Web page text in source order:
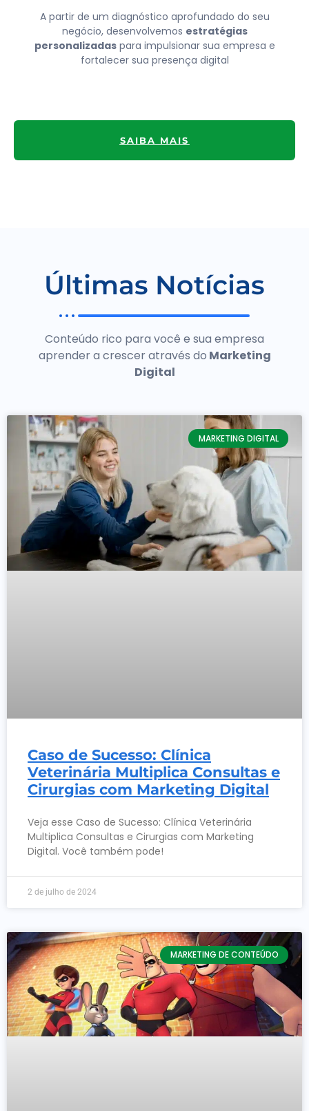
A partir de um diagnóstico aprofundado do seu
negócio, desenvolvemos estratégias
personalizadaspara impulsionar sua empresa e
fortalecer sua presença digital
SAIBA MAIS
Últimas Notícias
Conteúdo rico para você e sua empresa
aprender a crescer através do Marketing
Digital
MARKETING DIGITAL
Caso de Sucesso: Clínica
Veterinária Multiplica Consultas e
Cirurgias com Marketing Digital
Veja esse Caso de Sucesso: Clínica Veterinária
Multiplica Consultas e Cirurgias com Marketing
Digital. Você também pode!
2 de julho de 2024
MARKETING DE CONTEÚDO